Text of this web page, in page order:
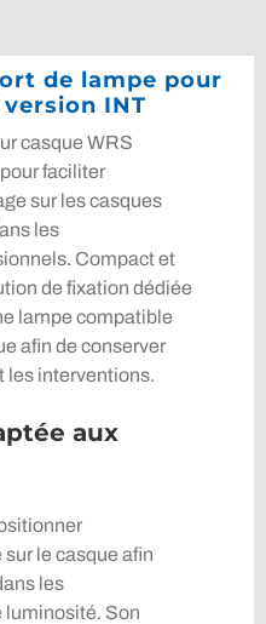
de lampe pour
version INT
casque WRS
faciliter
sur les casques
les
Compact et
de fixation dédiée
lampe compatible
afin de conserver
les interventions.
aux
le casque afin
les
luminosité. Son